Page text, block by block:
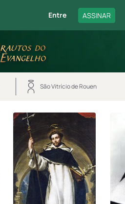
Entre ASSINAR
São Vitrício de Rouen